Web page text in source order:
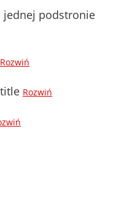
jednej podstronie
Rozwiń
Rozwiń